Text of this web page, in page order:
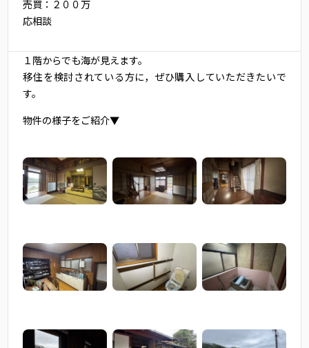
売買：２００万
応相談
１階からでも海が見えます。
移住を検討されている方に，ぜひ購入していただきたいで
す。
物件の様子をご紹介▼